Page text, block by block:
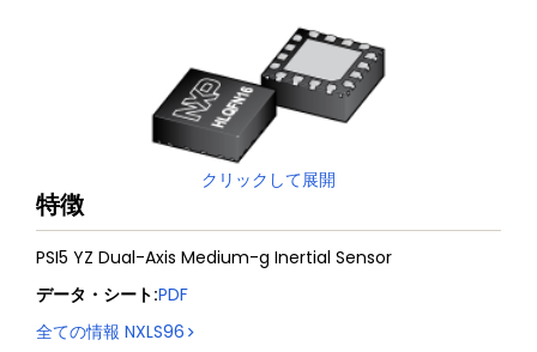
クリックして展開
特徴
PSI5 YZ Dual-Axis Medium-g Inertial Sensor
データ・シート:PDF
全ての情報 NXLS96